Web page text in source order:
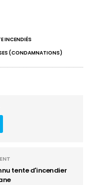
INCENDIÉS
(CONDAMNATIONS)
tente d'incendier